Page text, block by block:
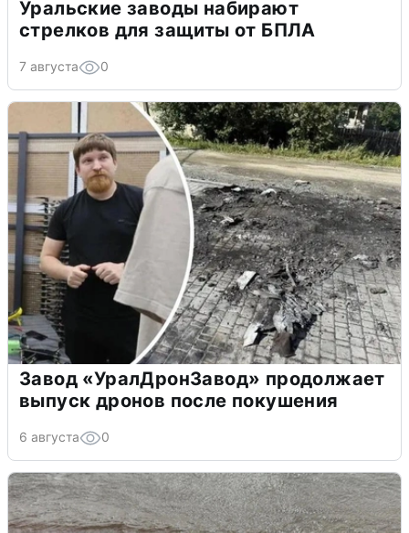
Уральские заводы набирают
стрелков для защиты от БПЛА
7 августа 0
Завод «УралДронЗавод» продолжает
выпуск дронов после покушения
6 августа 0